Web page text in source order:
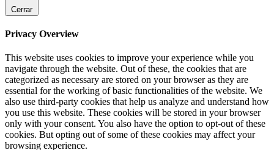
Cerrar
Privacy Overview
This website uses cookies to improve your experience while you
navigate through the website. Out of these, the cookies that are
categorized as necessary are stored on your browser as they are
essential for the working of basic functionalities of the website. We
also use third-party cookies that help us analyze and understand how
you use this website. These cookies will be stored in your browser
only with your consent. You also have the option to opt-out of these
cookies. But opting out of some of these cookies may affect your
browsing experience.